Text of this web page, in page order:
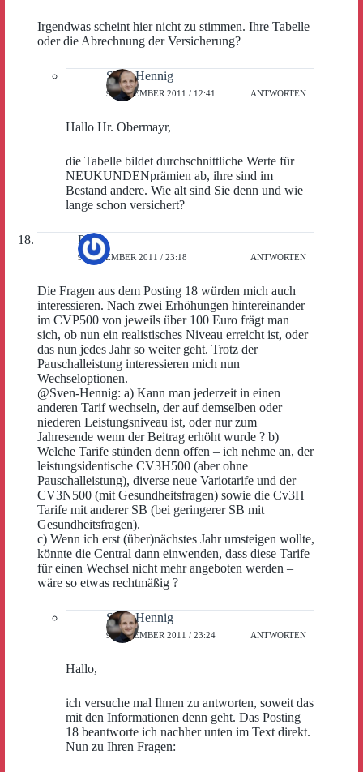
Irgendwas scheint hier nicht zu stimmen. Ihre Tabelle
oder die Abrechnung der Versicherung?
Sven Hennig
9. DEZEMBER 2011 / 12:41 ANTWORTEN
Hallo Hr. Obermayr,
die Tabelle bildet durchschnittliche Werte für
NEUKUNDENprämien ab, ihre sind im
Bestand andere. Wie alt sind Sie denn und wie
lange schon versichert?
Paulo
9. DEZEMBER 2011 / 23:18 ANTWORTEN
Die Fragen aus dem Posting 18 würden mich auch
interessieren. Nach zwei Erhöhungen hintereinander
im CVP500 von jeweils über 100 Euro frägt man
sich, ob nun ein realistisches Niveau erreicht ist, oder
das nun jedes Jahr so weiter geht. Trotz der
Pauschalleistung interessieren mich nun
Wechseloptionen.
@Sven-Hennig: a) Kann man jederzeit in einen
anderen Tarif wechseln, der auf demselben oder
niederen Leistungsniveau ist, oder nur zum
Jahresende wenn der Beitrag erhöht wurde ? b)
Welche Tarife stünden denn offen – ich nehme an, der
leistungsidentische CV3H500 (aber ohne
Pauschalleistung), diverse neue Variotarife und der
CV3N500 (mit Gesundheitsfragen) sowie die Cv3H
Tarife mit anderer SB (bei geringerer SB mit
Gesundheitsfragen).
c) Wenn ich erst (über)nächstes Jahr umsteigen wollte,
könnte die Central dann einwenden, dass diese Tarife
für einen Wechsel nicht mehr angeboten werden –
wäre so etwas rechtmäßig ?
Sven Hennig
9. DEZEMBER 2011 / 23:24 ANTWORTEN
Hallo,
ich versuche mal Ihnen zu antworten, soweit das
mit den Informationen denn geht. Das Posting
18 beantworte ich nachher unten im Text direkt.
Nun zu Ihren Fragen: